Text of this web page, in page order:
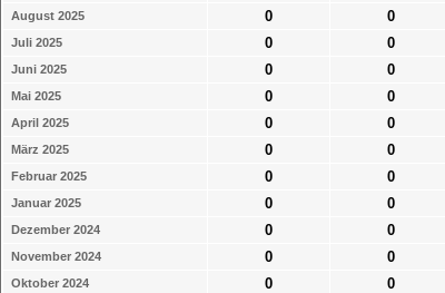
August 2025 0 0
Juli 2025 0 0
Juni 2025 0 0
Mai 2025 0 0
April 2025 0 0
März 2025 0 0
Februar 2025 0 0
Januar 2025 0 0
Dezember 2024 0 0
November 2024 0 0
Oktober 2024 0 0